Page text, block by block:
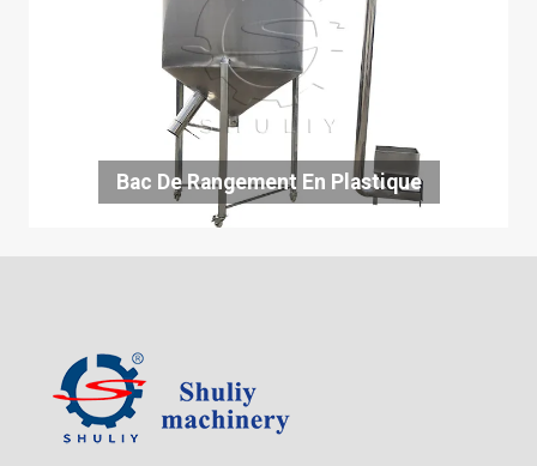
Bac De Rangement En Plastique